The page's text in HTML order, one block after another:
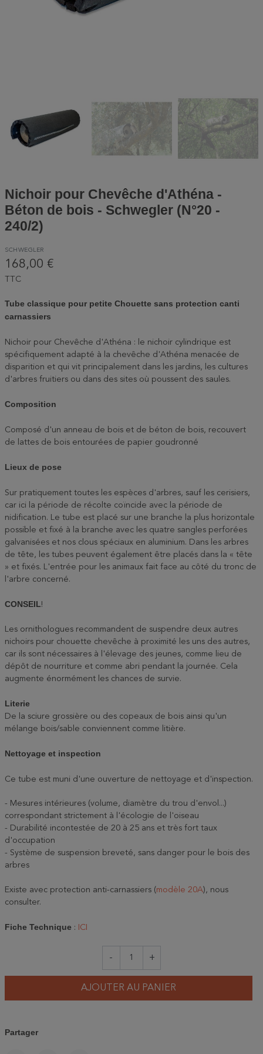
Nichoir pour Chevêche d'Athéna -
Béton de bois - Schwegler (N°20 -
240/2)
SCHWEGLER
168,00 €
TTC
Tube classique pour petite Chouette sans protection canti
carnassiers
Nichoir pour Chevêche d'Athéna : le nichoir cylindrique est
spécifiquement adapté à la chevêche d'Athéna menacée de
disparition et qui vit principalement dans les jardins, les cultures
d'arbres fruitiers ou dans des sites où poussent des saules.
Composition
Composé d'un anneau de bois et de béton de bois, recouvert
de lattes de bois entourées de papier goudronné
Lieux de pose
Sur pratiquement toutes les espèces d'arbres, sauf les cerisiers,
car ici la période de récolte coïncide avec la période de
nidification. Le tube est placé sur une branche la plus horizontale
possible et fixé à la branche avec les quatre sangles perforées
galvanisées et nos clous spéciaux en aluminium. Dans les arbres
de tête, les tubes peuvent également être placés dans la « tête
» et fixés. L'entrée pour les animaux fait face au côté du tronc de
l'arbre concerné.
CONSEIL!
Les ornithologues recommandent de suspendre deux autres
nichoirs pour chouette chevêche à proximité les uns des autres,
car ils sont nécessaires à l'élevage des jeunes, comme lieu de
dépôt de nourriture et comme abri pendant la journée. Cela
augmente énormément les chances de survie.
Literie
De la sciure grossière ou des copeaux de bois ainsi qu'un
mélange bois/sable conviennent comme litière.
Nettoyage et inspection
Ce tube est muni d'une ouverture de nettoyage et d'inspection.
- Mesures intérieures (volume, diamètre du trou d'envol...)
correspondant strictement à l'écologie de l'oiseau
- Durabilité incontestée de 20 à 25 ans et très fort taux
d'occupation
- Système de suspension breveté, sans danger pour le bois des
arbres
Existe avec protection anti-carnassiers (modèle 20A), nous
consulter.
Fiche Technique : ICI
- +
AJOUTER AU PANIER
Partager